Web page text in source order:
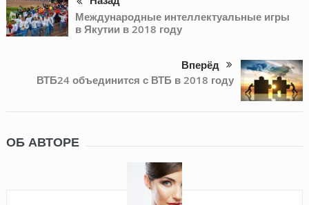
Международные интеллектуальные игры
в Якутии в 2018 году
Вперёд
ВТБ24 объединится с ВТБ в 2018 году
ОБ АВТОРЕ